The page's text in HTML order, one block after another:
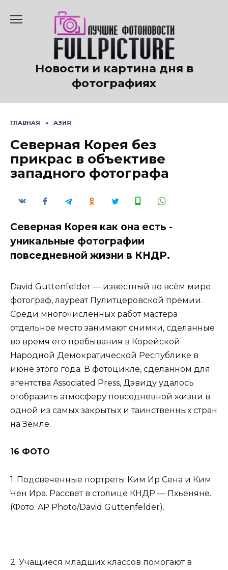
содержанию
Новости и картина дня в
фотографиях
ГЛАВНАЯ » АЗИЯ
Северная Корея без
прикрас в объективе
западного фотографа
Северная Корея как она есть -
уникальные фотографии
повседневной жизни в КНДР.
David Guttenfelder — известный во всём мире
фотограф, лауреат Пулитцеровской премии.
Среди многочисленных работ мастера
отдельное место занимают снимки, сделанные
во время его пребывания в Корейской
Народной Демократической Республике в
июне этого года. В фотоцикле, сделанном для
агентства Associated Press, Дэвиду удалось
отобразить атмосферу повседневной жизни в
одной из самых закрытых и таинственных стран
на Земле.
16 ФОТО
1. Подсвеченные портреты Ким Ир Сена и Ким
Чен Ира. Рассвет в столице КНДР — Пхьеняне.
(Фото: AP Photo/David Guttenfelder).
2. Учащиеся младших классов помогают в